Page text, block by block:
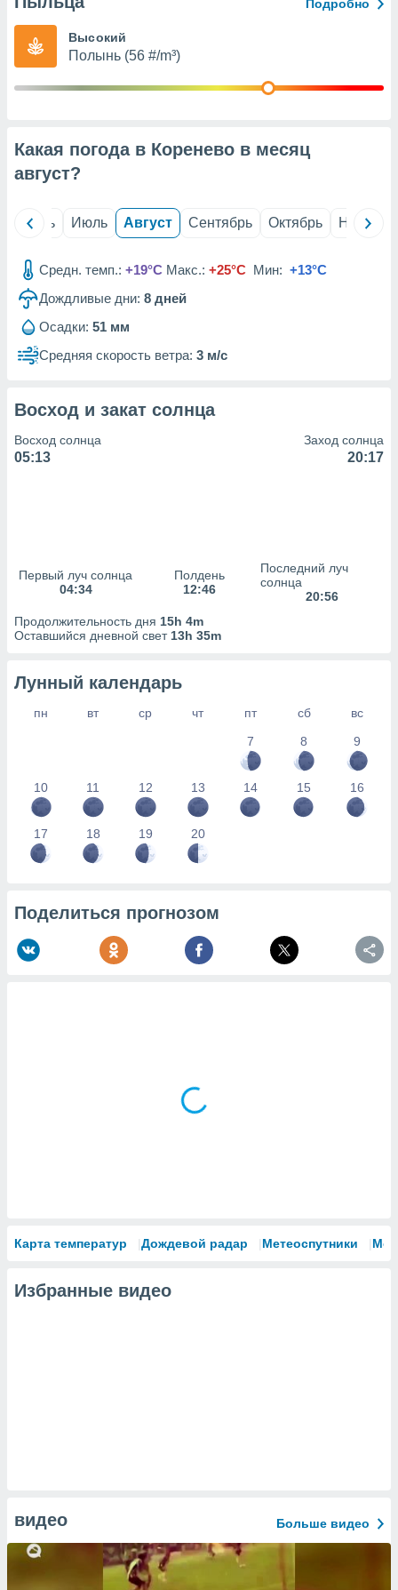
из
рекламы
сведения
Подробно
Высокий
Полынь (56 #/m³)
Какая погода в Коренево в месяц
август?
Июнь Июль Август Сентябрь Октябрь Ноябрь
Средн. темп.: +19°C Макс.: +25°C Мин: +13°C
Дождливые дни: 8 дней
Осадки: 51 мм
Средняя скорость ветра: 3 м/с
Восход и закат солнца
Восход солнца
05:13
Заход солнца
20:17
Первый луч солнца
04:34
Полдень
12:46
Последний луч
солнца
20:56
Продолжительность дня 15h 4m
Оставшийся дневной свет 13h 35m
Лунный календарь
пн вт ср чт пт сб
вс
7
8 9
10 11 12 13 14 15 16
17 18 19 20
Поделиться прогнозом
Карта температур Дождевой радар Метеоспутники
Избранные видео
видео Больше видео